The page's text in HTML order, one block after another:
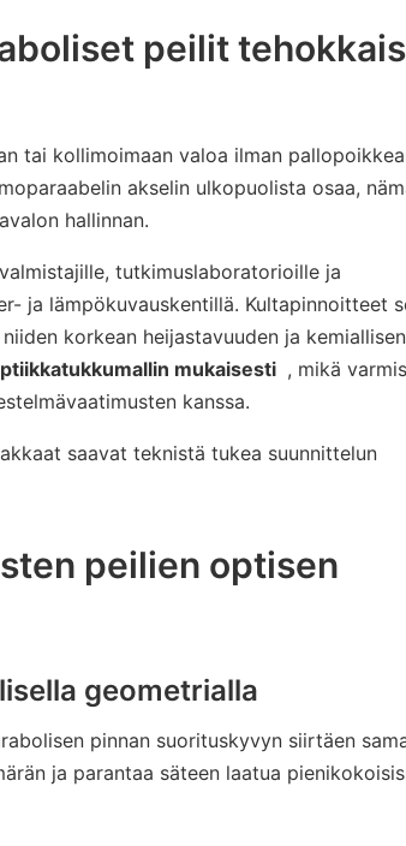
peilit
tai kollimoimaan valoa ilman
akselin ulkopuolista osaa,
hallinnan.
tutkimuslaboratorioille ja
ja lämpökuvauskentillä. Kultapinnoitteet
korkean heijastavuuden ja kemiallisen
mukaisesti , mikä
kanssa.
saavat teknistä tukea suunnittelun
peilien optisen
geometrialla
pinnan suorituskyvyn siirtäen
ja parantaa säteen laatua